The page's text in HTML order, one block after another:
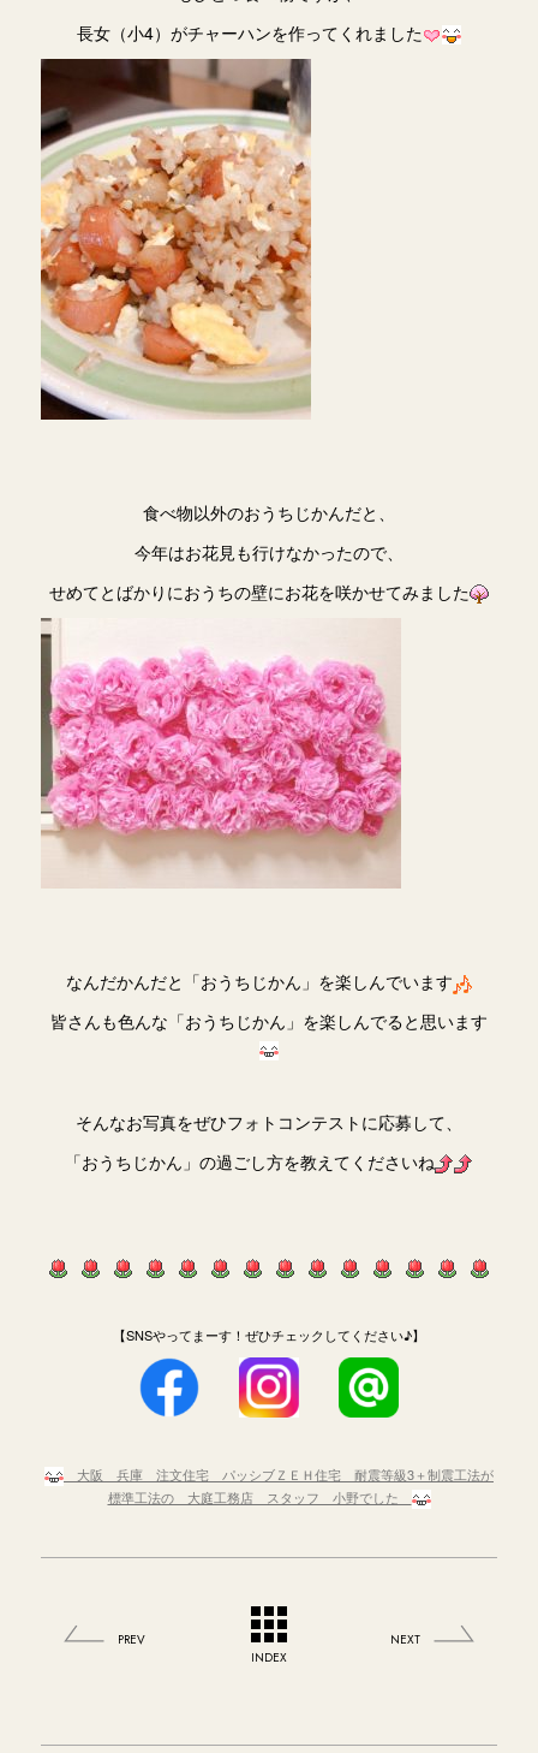
長女（小4）がチャーハンを作ってくれました
食べ物以外のおうちじかんだと、
今年はお花見も行けなかったので、
せめてとばかりにおうちの壁にお花を咲かせてみました
なんだかんだと「おうちじかん」を楽しんでいます
皆さんも色んな「おうちじかん」を楽しんでると思います
そんなお写真をぜひフォトコンテストに応募して、
「おうちじかん」の過ごし方を教えてくださいね
【SNSやってまーす！ぜひチェックしてください♪】
大阪 兵庫 注文住宅 パッシブＺＥＨ住宅 耐震等級3＋制震工法が
標準工法の 大庭工務店 スタッフ 小野でした
PREV
INDEX
NEXT